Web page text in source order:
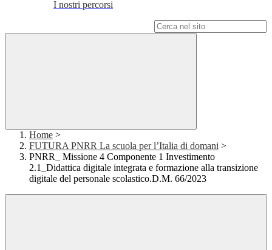
I nostri percorsi
Home >
FUTURA PNRR La scuola per l’Italia di domani >
PNRR_ Missione 4 Componente 1 Investimento
2.1_Didattica digitale integrata e formazione alla transizione
digitale del personale scolastico.D.M. 66/2023